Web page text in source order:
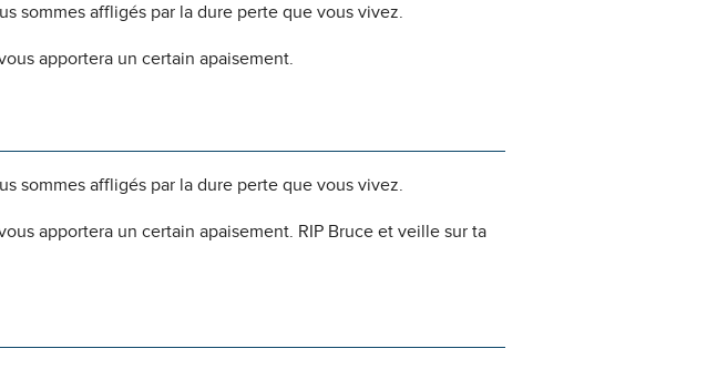
sommes affligés par la dure perte que vous vivez.
apportera un certain apaisement.
sommes affligés par la dure perte que vous vivez.
apportera un certain apaisement. RIP Bruce et veille sur ta